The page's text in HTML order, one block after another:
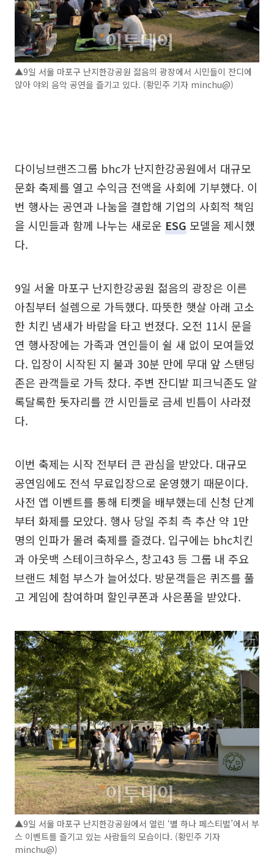
▲9일 서울 마포구 난지한강공원 젊음의 광장에서 시민들이 잔디에
앉아 야외 음악 공연을 즐기고 있다. (황민주 기자 minchu@)
다이닝브랜즈그룹 bhc가 난지한강공원에서 대규모
문화 축제를 열고 수익금 전액을 사회에 기부했다. 이
번 행사는 공연과 나눔을 결합해 기업의 사회적 책임
을 시민들과 함께 나누는 새로운 ESG 모델을 제시했
다.
9일 서울 마포구 난지한강공원 젊음의 광장은 이른
아침부터 설렘으로 가득했다. 따뜻한 햇살 아래 고소
한 치킨 냄새가 바람을 타고 번졌다. 오전 11시 문을
연 행사장에는 가족과 연인들이 쉴 새 없이 모여들었
다. 입장이 시작된 지 불과 30분 만에 무대 앞 스탠딩
존은 관객들로 가득 찼다. 주변 잔디밭 피크닉존도 알
록달록한 돗자리를 깐 시민들로 금세 빈틈이 사라졌
다.
이번 축제는 시작 전부터 큰 관심을 받았다. 대규모
공연임에도 전석 무료입장으로 운영했기 때문이다.
사전 앱 이벤트를 통해 티켓을 배부했는데 신청 단계
부터 화제를 모았다. 행사 당일 주최 측 추산 약 1만
명의 인파가 몰려 축제를 즐겼다. 입구에는 bhc치킨
과 아웃백 스테이크하우스, 창고43 등 그룹 내 주요
브랜드 체험 부스가 늘어섰다. 방문객들은 퀴즈를 풀
고 게임에 참여하며 할인쿠폰과 사은품을 받았다.
▲9일 서울 마포구 난지한강공원에서 열린 ‘별 하나 페스티벌’에서 부
스 이벤트를 즐기고 있는 사람들의 모습이다. (황민주 기자
minchu@)